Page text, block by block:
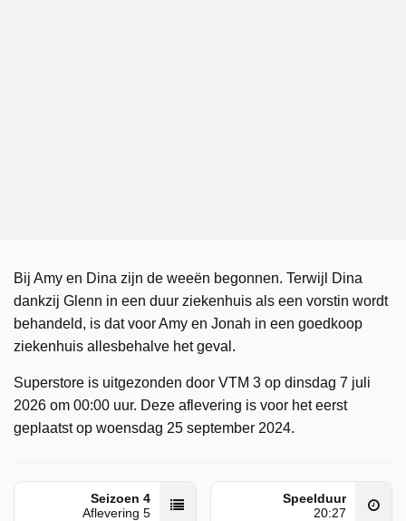
Bij Amy en Dina zijn de weeën begonnen. Terwijl Dina
dankzij Glenn in een duur ziekenhuis als een vorstin wordt
behandeld, is dat voor Amy en Jonah in een goedkoop
ziekenhuis allesbehalve het geval.
Superstore is uitgezonden door VTM 3 op dinsdag 7 juli
2026 om 00:00 uur. Deze aflevering is voor het eerst
geplaatst op woensdag 25 september 2024.
Seizoen 4
Aflevering 5
Speelduur
20:27